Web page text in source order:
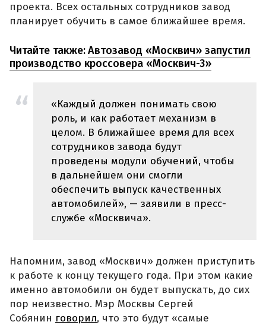
проекта. Всех остальных сотрудников завод
планирует обучить в самое ближайшее время.
Читайте также:Автозавод «Москвич» запустил
производство кроссовера «Москвич-3»
«Каждый должен понимать свою
роль, и как работает механизм в
целом. В ближайшее время для всех
сотрудников завода будут
проведены модули обучений, чтобы
в дальнейшем они смогли
обеспечить выпуск качественных
автомобилей», — заявили в пресс-
службе «Москвича».
Напомним, завод «Москвич» должен приступить
к работе к концу текущего года. При этом какие
именно автомобили он будет выпускать, до сих
пор неизвестно. Мэр Москвы Сергей
Собянин говорил, что это будут «самые